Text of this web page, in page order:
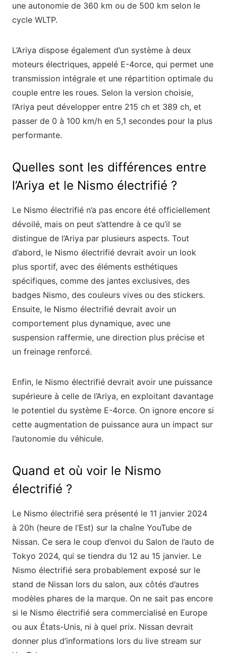
une autonomie de 360 km ou de 500 km selon le
cycle WLTP.
L’Ariya dispose également d’un système à deux
moteurs électriques, appelé E-4orce, qui permet une
transmission intégrale et une répartition optimale du
couple entre les roues. Selon la version choisie,
l’Ariya peut développer entre 215 ch et 389 ch, et
passer de 0 à 100 km/h en 5,1 secondes pour la plus
performante.
Quelles sont les différences entre
l’Ariya et le Nismo électrifié ?
Le Nismo électrifié n’a pas encore été officiellement
dévoilé, mais on peut s’attendre à ce qu’il se
distingue de l’Ariya par plusieurs aspects. Tout
d’abord, le Nismo électrifié devrait avoir un look
plus sportif, avec des éléments esthétiques
spécifiques, comme des jantes exclusives, des
badges Nismo, des couleurs vives ou des stickers.
Ensuite, le Nismo électrifié devrait avoir un
comportement plus dynamique, avec une
suspension raffermie, une direction plus précise et
un freinage renforcé.
Enfin, le Nismo électrifié devrait avoir une puissance
supérieure à celle de l’Ariya, en exploitant davantage
le potentiel du système E-4orce. On ignore encore si
cette augmentation de puissance aura un impact sur
l’autonomie du véhicule.
Quand et où voir le Nismo
électrifié ?
Le Nismo électrifié sera présenté le 11 janvier 2024
à 20h (heure de l’Est) sur la chaîne YouTube de
Nissan. Ce sera le coup d’envoi du Salon de l’auto de
Tokyo 2024, qui se tiendra du 12 au 15 janvier. Le
Nismo électrifié sera probablement exposé sur le
stand de Nissan lors du salon, aux côtés d’autres
modèles phares de la marque. On ne sait pas encore
si le Nismo électrifié sera commercialisé en Europe
ou aux États-Unis, ni à quel prix. Nissan devrait
donner plus d’informations lors du live stream sur